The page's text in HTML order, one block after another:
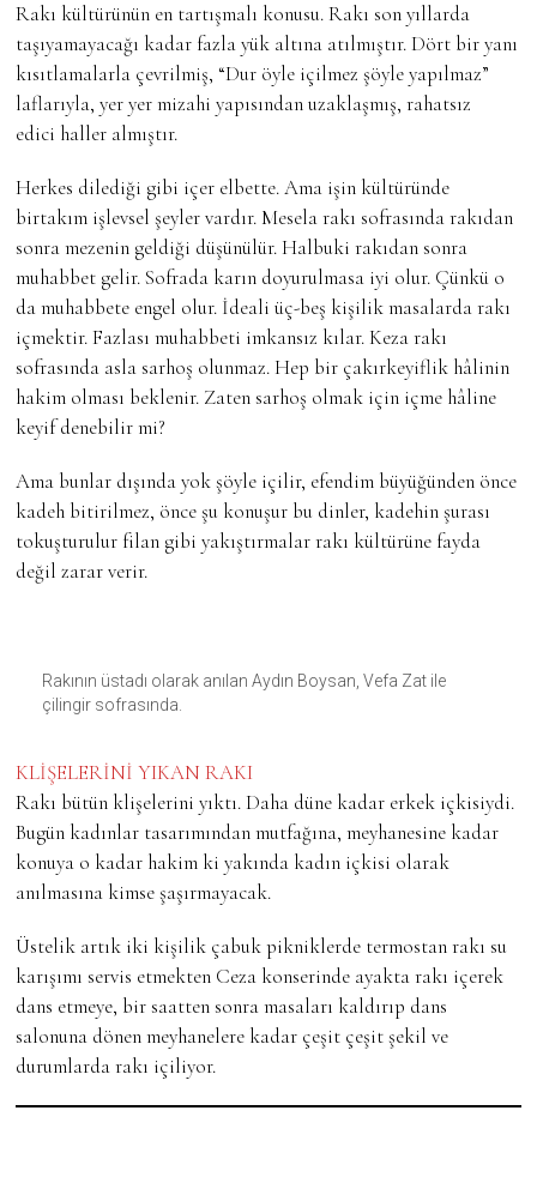
Rakı kültürünün en tartışmalı konusu. Rakı son yıllarda
taşıyamayacağı kadar fazla yük altına atılmıştır. Dört bir yanı
kısıtlamalarla çevrilmiş, “Dur öyle içilmez şöyle yapılmaz”
laflarıyla, yer yer mizahi yapısından uzaklaşmış, rahatsız
edici haller almıştır.
Herkes dilediği gibi içer elbette. Ama işin kültüründe
birtakım işlevsel şeyler vardır. Mesela rakı sofrasında rakıdan
sonra mezenin geldiği düşünülür. Halbuki rakıdan sonra
muhabbet gelir. Sofrada karın doyurulmasa iyi olur. Çünkü o
da muhabbete engel olur. İdeali üç-beş kişilik masalarda rakı
içmektir. Fazlası muhabbeti imkansız kılar. Keza rakı
sofrasında asla sarhoş olunmaz. Hep bir çakırkeyiflik hâlinin
hakim olması beklenir. Zaten sarhoş olmak için içme hâline
keyif denebilir mi?
Ama bunlar dışında yok şöyle içilir, efendim büyüğünden önce
kadeh bitirilmez, önce şu konuşur bu dinler, kadehin şurası
tokuşturulur filan gibi yakıştırmalar rakı kültürüne fayda
değil zarar verir.
Rakının üstadı olarak anılan Aydın Boysan, Vefa Zat ile
çilingir sofrasında.
KLİŞELERİNİ YIKAN RAKI
Rakı bütün klişelerini yıktı. Daha düne kadar erkek içkisiydi.
Bugün kadınlar tasarımından mutfağına, meyhanesine kadar
konuya o kadar hakim ki yakında kadın içkisi olarak
anılmasına kimse şaşırmayacak.
Üstelik artık iki kişilik çabuk pikniklerde termostan rakı su
karışımı servis etmekten Ceza konserinde ayakta rakı içerek
dans etmeye, bir saatten sonra masaları kaldırıp dans
salonuna dönen meyhanelere kadar çeşit çeşit şekil ve
durumlarda rakı içiliyor.